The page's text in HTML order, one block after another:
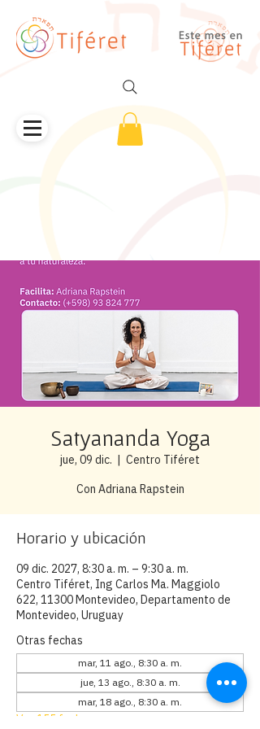
Satyananda Yoga
jue, 09 dic.
  |
Centro Tiféret
Con Adriana Rapstein
Horario y ubicación
09 dic. 2027, 8:30 a. m. – 9:30 a. m.
Centro Tiféret, Ing Carlos Ma. Maggiolo
622, 11300 Montevideo, Departamento de
Montevideo, Uruguay
Otras fechas
mar, 11 ago., 8:30 a. m.
jue, 13 ago., 8:30 a. m.
mar, 18 ago., 8:30 a. m.
Ver 155 fechas